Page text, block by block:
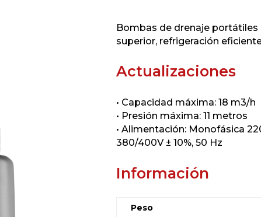
Bombas de drenaje portátiles
superior, refrigeración
Actualizaciones
• Capacidad máxima: 18 m3/h
• Presión máxima: 11 metros
• Alimentación: Monofásica
380/400V ± 10%, 50 Hz
Información
Peso